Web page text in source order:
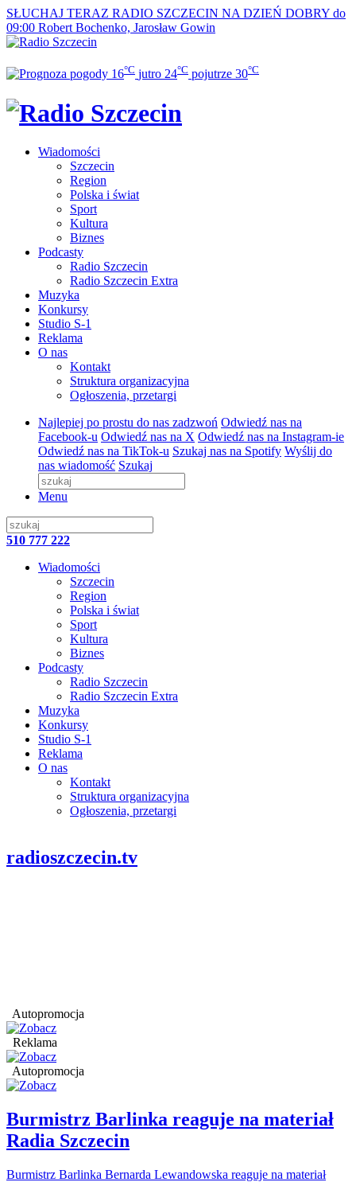
SŁUCHAJ TERAZ RADIO SZCZECIN NA DZIEŃ DOBRY do
09:00 Robert Bochenko, Jarosław Gowin
16°C jutro 24°C pojutrze 30°C
Wiadomości
Szczecin
Region
Polska i świat
Sport
Kultura
Biznes
Podcasty
Radio Szczecin
Radio Szczecin Extra
Muzyka
Konkursy
Studio S-1
Reklama
O nas
Kontakt
Struktura organizacyjna
Ogłoszenia, przetargi
Najlepiej po prostu do nas zadzwoń Odwiedź nas na
Facebook-u Odwiedź nas na X Odwiedź nas na Instagram-ie
Odwiedź nas na TikTok-u Szukaj nas na Spotify Wyślij do
nas wiadomość Szukaj
Menu
510 777 222
Wiadomości
Szczecin
Region
Polska i świat
Sport
Kultura
Biznes
Podcasty
Radio Szczecin
Radio Szczecin Extra
Muzyka
Konkursy
Studio S-1
Reklama
O nas
Kontakt
Struktura organizacyjna
Ogłoszenia, przetargi
radioszczecin.tv
Autopromocja
Reklama
Autopromocja
Burmistrz Barlinka reaguje na materiał
Radia Szczecin
Burmistrz Barlinka Bernarda Lewandowska reaguje na materiał